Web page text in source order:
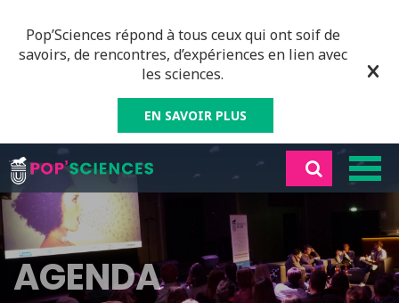
Pop’Sciences répond à tous ceux qui ont soif de
savoirs, de rencontres, d’expériences en lien avec
les sciences.
EN SAVOIR PLUS
AGENDA